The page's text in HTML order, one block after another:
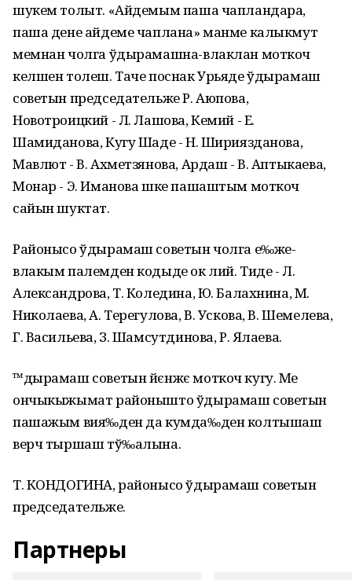
шукем толыт. «Айдемым паша чапландара,
паша дене айдеме чаплана» манме калыкмут
мемнан чолга ўдырамашна-влаклан моткоч
келшен толеш. Таче поснак Урьяде ўдырамаш
советын председательже Р. Аюпова,
Новотроицкий - Л. Лашова, Кемий - Е.
Шамиданова, Кугу Шаде - Н. Шириязданова,
Мавлют - В. Ахметзянова, Ардаш - В. Аптыкаева,
Монар - Э. Иманова шке пашаштым моткоч
сайын шуктат.
Районысо ўдырамаш советын чолга е‰же-
влакым палемден кодыде ок лий. Тиде - Л.
Александрова, Т. Коледина, Ю. Балахнина, М.
Николаева, А. Терегулова, В. Ускова, В. Шемелева,
Г. Васильева, З. Шамсутдинова, Р. Ялаева.
™дырамаш советын йєнжє моткоч кугу. Ме
ончыкыжымат районышто ўдырамаш советын
пашажым вия‰ден да кумда‰ден колтышаш
верч тыршаш тў‰алына.
Т. КОНДОГИНА, районысо ўдырамаш советын
председательже.
Партнеры